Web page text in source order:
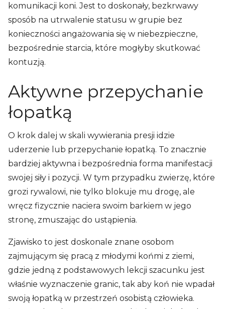
komunikacji koni. Jest to doskonały, bezkrwawy
sposób na utrwalenie statusu w grupie bez
konieczności angażowania się w niebezpieczne,
bezpośrednie starcia, które mogłyby skutkować
kontuzją.
Aktywne przepychanie
łopatką
O krok dalej w skali wywierania presji idzie
uderzenie lub przepychanie łopatką. To znacznie
bardziej aktywna i bezpośrednia forma manifestacji
swojej siły i pozycji. W tym przypadku zwierzę, które
grozi rywalowi, nie tylko blokuje mu drogę, ale
wręcz fizycznie naciera swoim barkiem w jego
stronę, zmuszając do ustąpienia.
Zjawisko to jest doskonale znane osobom
zajmującym się pracą z młodymi końmi z ziemi,
gdzie jedną z podstawowych lekcji szacunku jest
właśnie wyznaczenie granic, tak aby koń nie wpadał
swoją łopatką w przestrzeń osobistą człowieka.